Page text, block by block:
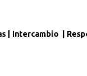
| Intercambio |